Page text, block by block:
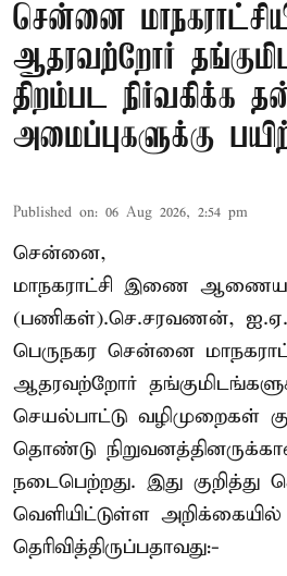
சென்னை
ஆதரவற்றோர்
திறம்பட நிர்வகிக்க
அமைப்புகளுக்கு
Published on: 06 Aug 2026, 2:54 pm
சென்னை,
மாநகராட்சி இணை
(பணிகள்).செ.சரவணன்,
பெருநகர சென்னை
ஆதரவற்றோர்
செயல்பாட்டு வழிமுறைகள்
தொண்டு
நடைபெற்றது. இது குறித்து
வெளியிட்டுள்ள அறிக்கையில்
தெரிவித்திருப்பதாவது:-